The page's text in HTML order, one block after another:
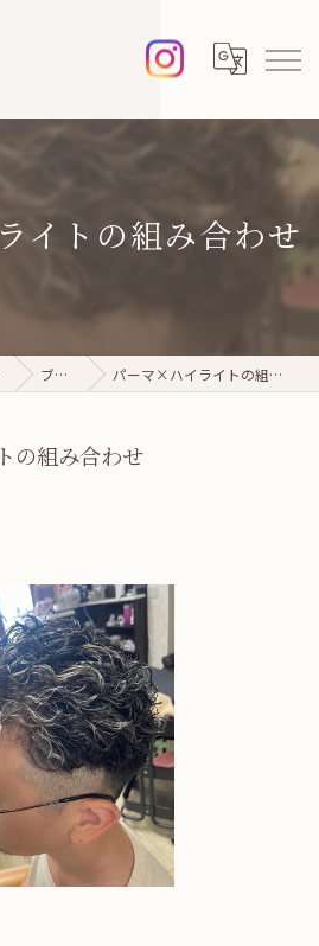
イトの組み合わせ
ブログ パーマ×ハイライトの組み合わせ
の組み合わせ